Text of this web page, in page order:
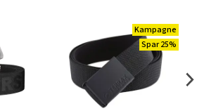
Kampagne
Spar 25%